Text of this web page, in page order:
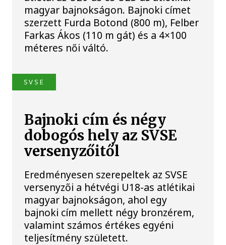
magyar bajnokságon. Bajnoki címet
szerzett Furda Botond (800 m), Felber
Farkas Ákos (110 m gát) és a 4×100
méteres női váltó.
SVSE
Bajnoki cím és négy
dobogós hely az SVSE
versenyzőitől
Eredményesen szerepeltek az SVSE
versenyzői a hétvégi U18-as atlétikai
magyar bajnokságon, ahol egy
bajnoki cím mellett négy bronzérem,
valamint számos értékes egyéni
teljesítmény született.